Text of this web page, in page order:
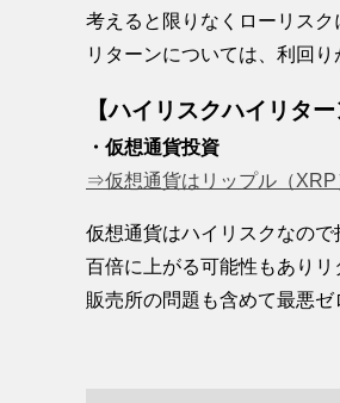
考えると限りなくローリスク
リターンについては、利回
【ハイリスクハイリター
・仮想通貨投資
⇒仮想通貨はリップル（XRP
仮想通貨はハイリスクなの
百倍に上がる可能性もありリ
販売所の問題も含めて最悪